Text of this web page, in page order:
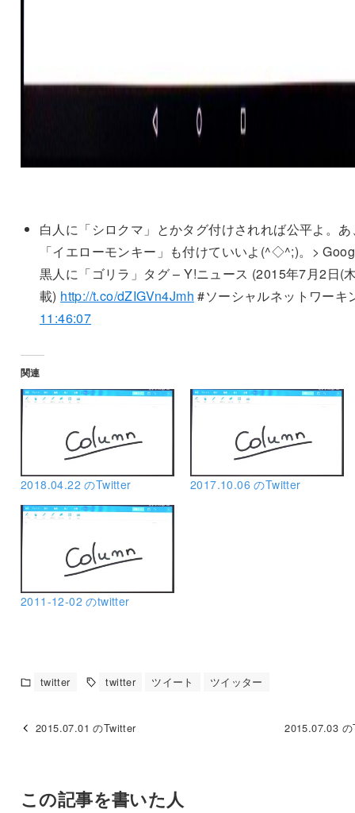
白人に「シロクマ」とかタグ付けされれば公平よ。あ
「イエローモンキー」も付けていいよ(^◇^;)。>
黒人に「ゴリラ」タグ – Y!ニュース (2015年7月2日(
載) http://t.co/dZIGVn4Jmh #ソーシャルネットワーキ
11:46:07
関連
2018.04.22 のTwitter 2017.10.06 のTwitter
2011-12-02 のtwitter
twitter twitter ツイート ツイッター
2015.07.01 のTwitter 2015.07.03
この記事を書いた人